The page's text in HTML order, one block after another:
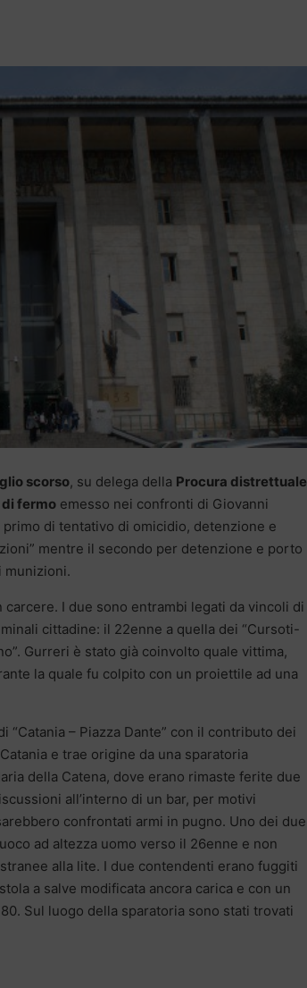
scorso, su delega della Procura distrettuale
fermo emesso nei confronti di Giovanni
di tentativo di omicidio, detenzione e
mentre il secondo per detenzione e porto
munizioni.
I due sono entrambi legati da vincoli di
cittadine: il 22enne a quella dei “Cursoti-
Gurreri è stato già coinvolto quale vittima,
la quale fu colpito con un proiettile ad una
“Catania – Piazza Dante” con il contributo dei
e trae origine da una sparatoria
della Catena, dove erano rimaste ferite due
all’interno di un bar, per motivi
confrontati armi in pugno. Uno dei due
ad altezza uomo verso il 26enne e non
alla lite. I due contendenti erano fuggiti
a salve modificata ancora carica e con un
Sul luogo della sparatoria sono stati trovati